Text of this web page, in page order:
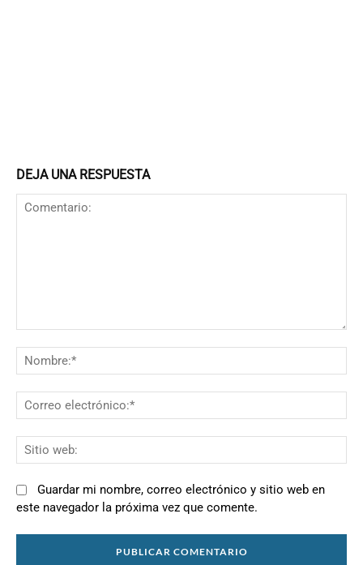
DEJA UNA RESPUESTA
Guardar mi nombre, correo electrónico y sitio web en
este navegador la próxima vez que comente.